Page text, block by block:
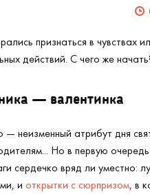
признаться в чувствах
действий. С чего же
— валентинка
неизменный атрибут дня
Но в первую
сердечко вряд ли уместно:
и открытки с сюрпризом, в